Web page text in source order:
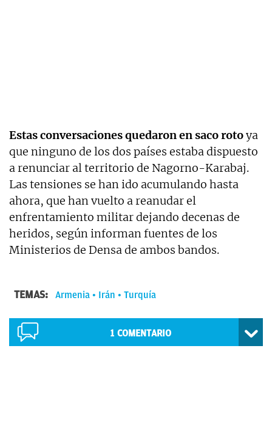
Estas conversaciones quedaron en saco rotoya
que ninguno de los dos países estaba dispuesto
a renunciar al territorio de Nagorno-Karabaj.
Las tensiones se han ido acumulando hasta
ahora, que han vuelto a reanudar el
enfrentamiento militar dejando decenas de
heridos, según informan fuentes de los
Ministerios de Densa de ambos bandos.
TEMAS: Armenia Irán Turquía
1 COMENTARIO